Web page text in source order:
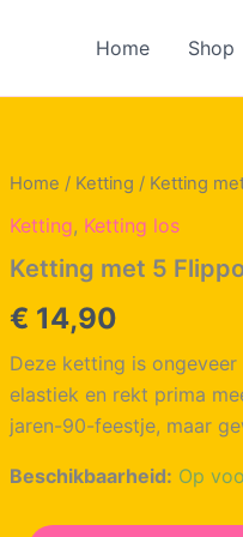
Home Shop
Home / Ketting / Ketting
Ketting, Ketting los
Ketting met 5
€ 14,90
Deze ketting is
elastiek en rekt prima
jaren-90-feestje, maar
Beschikbaarheid: Op